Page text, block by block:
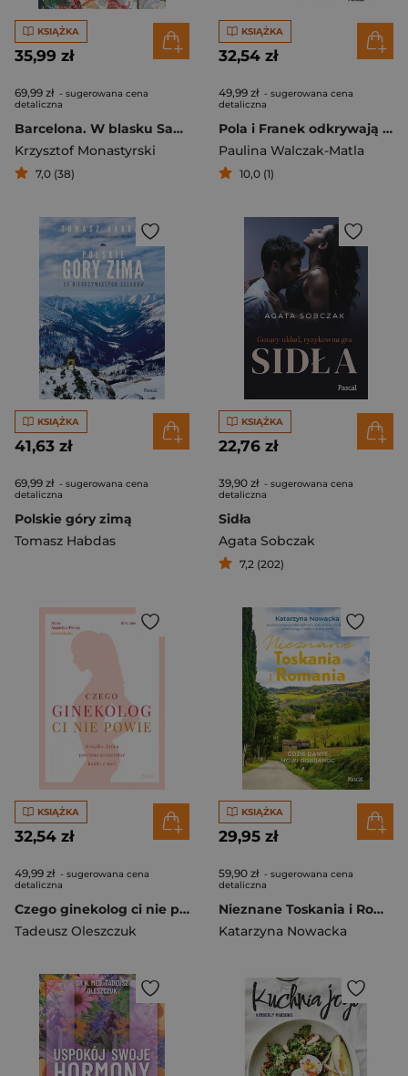
KSIĄŻKA
35,99 zł
69,99 zł - sugerowana cena
detaliczna
Barcelona. W blasku Sagrady, w cieniu palm
Krzysztof Monastyrski
7,0 (38)
KSIĄŻKA
32,54 zł
49,99 zł - sugerowana cena
detaliczna
Pola i Franek odkrywają świat. Włochy, czyli kraj, w którym lody są najlepsze na świecie
Paulina Walczak-Matla
10,0 (1)
KSIĄŻKA
41,63 zł
69,99 zł - sugerowana cena
detaliczna
Polskie góry zimą
Tomasz Habdas
KSIĄŻKA
22,76 zł
39,90 zł - sugerowana cena
detaliczna
Sidła
Agata Sobczak
7,2 (202)
KSIĄŻKA
32,54 zł
49,99 zł - sugerowana cena
detaliczna
Czego ginekolog ci nie powie wyd. 2024
Tadeusz Oleszczuk
KSIĄŻKA
29,95 zł
59,90 zł - sugerowana cena
detaliczna
Nieznane Toskania i Romania Gdzie Dante mówi dobranocc
Katarzyna Nowacka